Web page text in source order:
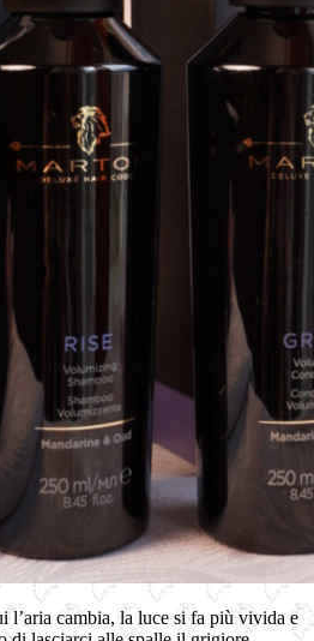
l’aria cambia, la luce si fa più vivida e